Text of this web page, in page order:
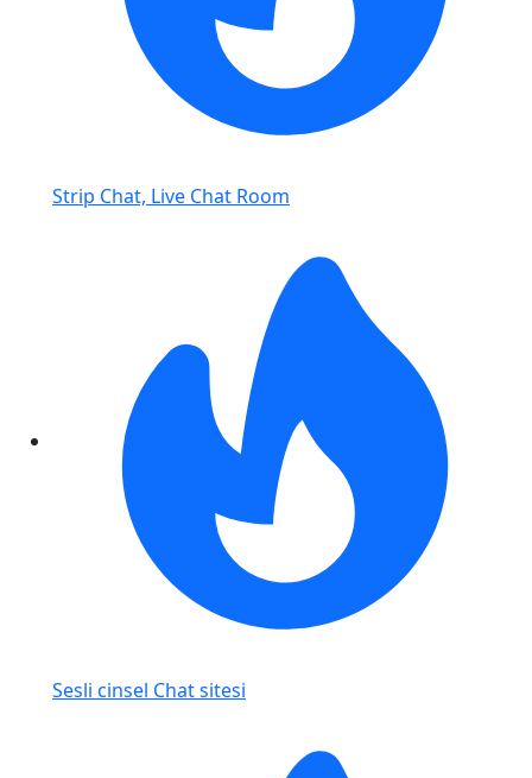
Strip Chat, Live Chat Room
Sesli cinsel Chat sitesi